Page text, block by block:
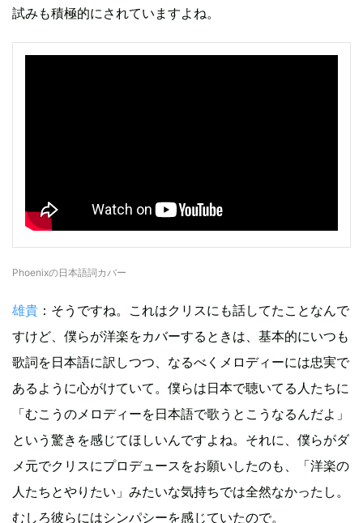
試みも積極的にされていますよね。
Phoenixの日本語詞カバー
雄貴 ：そうですね。これはクリスにも話してたことなんで
すけど、僕らが洋楽をカバーするときは、基本的にいつも
歌詞を日本語に訳しつつ、なるべくメロディーには忠実で
あるように心がけていて。僕らは日本で聴いてる人たちに
「むこうのメロディーを日本語で歌うとこうなるんだよ」
という驚きを感じてほしいんですよね。それに、僕らがダ
メ元でクリスにプロデュースをお願いしたのも、「洋楽の
人たちとやりたい」みたいな気持ちでは全然なかったし。
むしろ彼らにはシンパシーを感じていたので。